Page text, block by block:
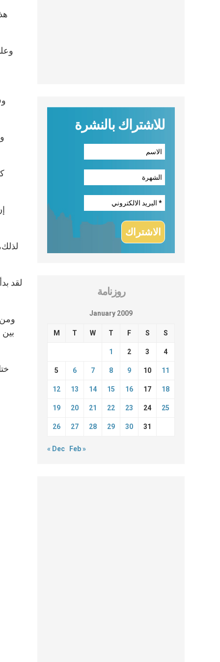
ومن
بين
للاشتراك بالنشرة
روزنامة
January 2009
M T W T F S S
1 2 3 4
5 6 7 8 9 10 11
12 13 14 15 16 17 18
19 20 21 22 23 24 25
26 27 28 29 30 31
« Dec Feb »